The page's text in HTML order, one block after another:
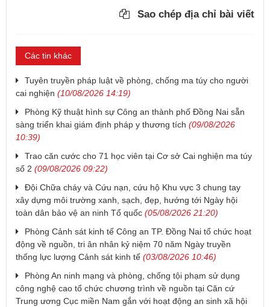
Sao chép địa chỉ bài viết
Các tin khác
Tuyên truyền pháp luật về phòng, chống ma túy cho người
cai nghiện (10/08/2026 14:19)
Phòng Kỹ thuật hình sự Công an thành phố Đồng Nai sẵn
sàng triển khai giám định pháp y thương tích (09/08/2026
10:39)
Trao căn cước cho 71 học viên tại Cơ sở Cai nghiện ma túy
số 2 (09/08/2026 09:22)
Đội Chữa cháy và Cứu nạn, cứu hộ Khu vực 3 chung tay
xây dựng môi trường xanh, sạch, đẹp, hướng tới Ngày hội
toàn dân bảo vệ an ninh Tổ quốc (05/08/2026 21:20)
Phòng Cảnh sát kinh tế Công an TP. Đồng Nai tổ chức hoạt
động về nguồn, tri ân nhân kỷ niệm 70 năm Ngày truyền
thống lực lượng Cảnh sát kinh tế (03/08/2026 10:46)
Phòng An ninh mạng và phòng, chống tội phạm sử dụng
công nghệ cao tổ chức chương trình về nguồn tại Căn cứ
Trung ương Cục miền Nam gắn với hoạt động an sinh xã hội